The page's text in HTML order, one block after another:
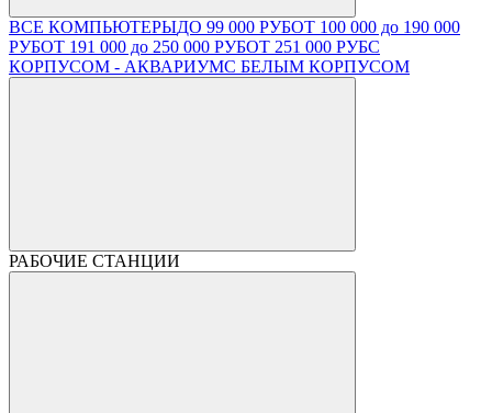
ВСЕ КОМПЬЮТЕРЫДО 99 000 РУБОТ 100 000 до 190 000
РУБОТ 191 000 до 250 000 РУБОТ 251 000 РУБС
КОРПУСОМ - АКВАРИУМС БЕЛЫМ КОРПУСОМ
РАБОЧИЕ СТАНЦИИ